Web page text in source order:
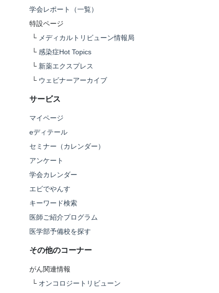
学会レポート（一覧）
特設ページ
└ メディカルトリビューン情報局
└ 感染症Hot Topics
└ 新薬エクスプレス
└ ウェビナーアーカイブ
サービス
マイページ
eディテール
セミナー（カレンダー）
アンケート
学会カレンダー
エビでやんす
キーワード検索
医師ご紹介プログラム
医学部予備校を探す
その他のコーナー
がん関連情報
└ オンコロジートリビューン